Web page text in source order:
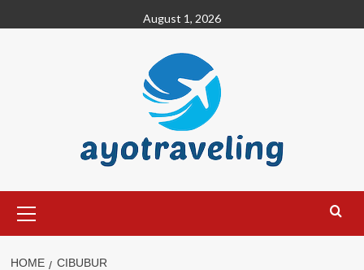
to
August 1, 2026
Menu
HOME CIBUBUR